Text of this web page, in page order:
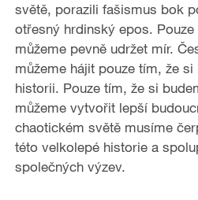
světě, porazili fašismus bok
otřesný hrdinský epos.
můžeme pevně udržet mír.
můžeme hájit pouze tím, že
historii. Pouze tím, že si
můžeme vytvořit lepší
chaotickém světě musíme
této velkolepé historie a
společných výzev.